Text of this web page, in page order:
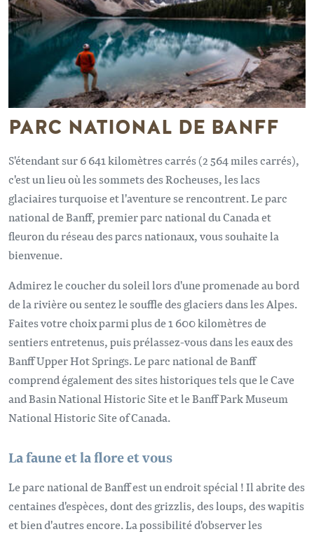
PARC NATIONAL DE BANFF
S'étendant sur 6 641 kilomètres carrés (2 564 miles carrés),
c'est un lieu où les sommets des Rocheuses, les lacs
glaciaires turquoise et l'aventure se rencontrent. Le parc
national de Banff, premier parc national du Canada et
fleuron du réseau des parcs nationaux, vous souhaite la
bienvenue.
Admirez le coucher du soleil lors d'une promenade au bord
de la rivière ou sentez le souffle des glaciers dans les Alpes.
Faites votre choix parmi plus de 1 600 kilomètres de
sentiers entretenus, puis prélassez-vous dans les eaux des
Banff Upper Hot Springs. Le parc national de Banff
comprend également des sites historiques tels que le Cave
and Basin National Historic Site et le Banff Park Museum
National Historic Site of Canada.
La faune et la flore et vous
Le parc national de Banff est un endroit spécial ! Il abrite des
centaines d'espèces, dont des grizzlis, des loups, des wapitis
et bien d'autres encore. La possibilité d'observer les